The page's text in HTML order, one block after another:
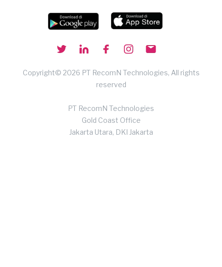
Copyright© 2026 PT RecomN Technologies, All rights
reserved
PT RecomN Technologies
Gold Coast Office
Jakarta Utara, DKI Jakarta